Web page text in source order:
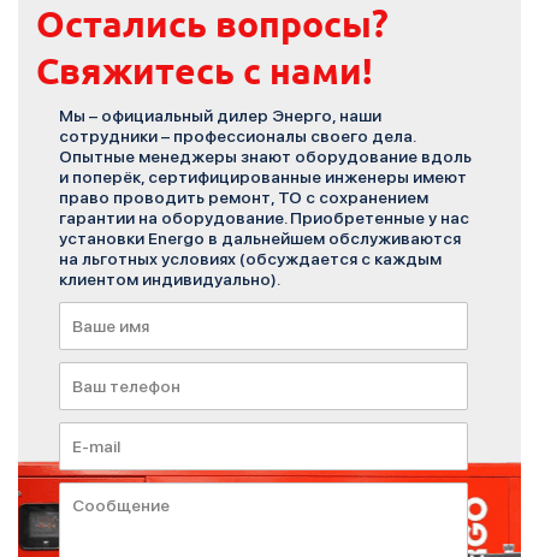
Остались вопросы?
Свяжитесь с нами!
Мы – официальный дилер Энерго, наши
сотрудники – профессионалы своего дела.
Опытные менеджеры знают оборудование вдоль
и поперёк, сертифицированные инженеры имеют
право проводить ремонт, ТО с сохранением
гарантии на оборудование. Приобретенные у нас
установки Energo в дальнейшем обслуживаются
на льготных условиях (обсуждается с каждым
клиентом индивидуально).